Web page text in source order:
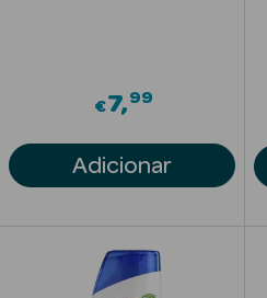
€7 99
Adicionar